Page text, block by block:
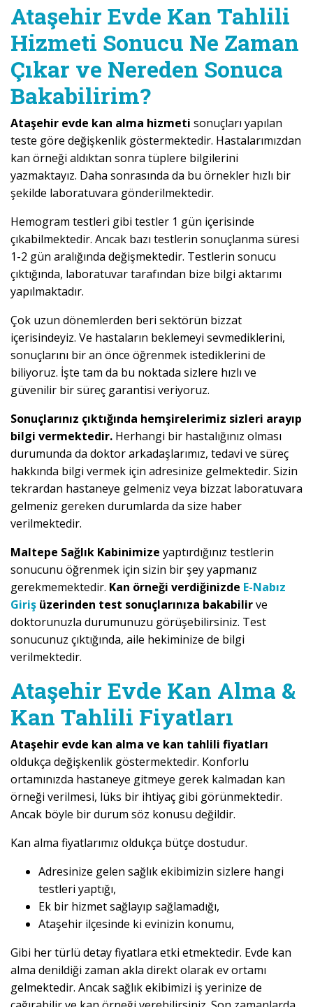
Ataşehir Evde Kan Tahlili
Hizmeti Sonucu Ne Zaman
Çıkar ve Nereden Sonuca
Bakabilirim?
Ataşehir evde kan alma hizmeti sonuçları yapılan
teste göre değişkenlik göstermektedir. Hastalarımızdan
kan örneği aldıktan sonra tüplere bilgilerini
yazmaktayız. Daha sonrasında da bu örnekler hızlı bir
şekilde laboratuvara gönderilmektedir.
Hemogram testleri gibi testler 1 gün içerisinde
çıkabilmektedir. Ancak bazı testlerin sonuçlanma süresi
1-2 gün aralığında değişmektedir. Testlerin sonucu
çıktığında, laboratuvar tarafından bize bilgi aktarımı
yapılmaktadır.
Çok uzun dönemlerden beri sektörün bizzat
içerisindeyiz. Ve hastaların beklemeyi sevmediklerini,
sonuçlarını bir an önce öğrenmek istediklerini de
biliyoruz. İşte tam da bu noktada sizlere hızlı ve
güvenilir bir süreç garantisi veriyoruz.
Sonuçlarınız çıktığında hemşirelerimiz sizleri arayıp
bilgi vermektedir. Herhangi bir hastalığınız olması
durumunda da doktor arkadaşlarımız, tedavi ve süreç
hakkında bilgi vermek için adresinize gelmektedir. Sizin
tekrardan hastaneye gelmeniz veya bizzat laboratuvara
gelmeniz gereken durumlarda da size haber
verilmektedir.
Maltepe Sağlık Kabinimize yaptırdığınız testlerin
sonucunu öğrenmek için sizin bir şey yapmanız
gerekmemektedir. Kan örneği verdiğinizde E-Nabız
Giriş üzerinden test sonuçlarınıza bakabilirve
doktorunuzla durumunuzu görüşebilirsiniz. Test
sonucunuz çıktığında, aile hekiminize de bilgi
verilmektedir.
Ataşehir Evde Kan Alma &
Kan Tahlili Fiyatları
Ataşehir evde kan alma ve kan tahlili fiyatları
oldukça değişkenlik göstermektedir. Konforlu
ortamınızda hastaneye gitmeye gerek kalmadan kan
örneği verilmesi, lüks bir ihtiyaç gibi görünmektedir.
Ancak böyle bir durum söz konusu değildir.
Kan alma fiyatlarımız oldukça bütçe dostudur.
Adresinize gelen sağlık ekibimizin sizlere hangi
testleri yaptığı,
Ek bir hizmet sağlayıp sağlamadığı,
Ataşehir ilçesinde ki evinizin konumu,
Gibi her türlü detay fiyatlara etki etmektedir. Evde kan
alma denildiği zaman akla direkt olarak ev ortamı
gelmektedir. Ancak sağlık ekibimizi iş yerinize de